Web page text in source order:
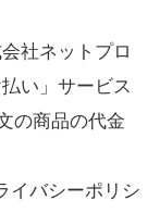
社ネットプロ
い」サービス
の商品の代金
イバシーポリシ